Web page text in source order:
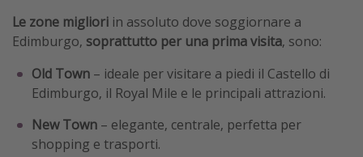
Le zone migliori in assoluto dove soggiornare a
Edimburgo, soprattutto per una prima visita, sono:
Old Town – ideale per visitare a piedi il Castello di
Edimburgo, il Royal Mile e le principali attrazioni.
New Town – elegante, centrale, perfetta per
shopping e trasporti.